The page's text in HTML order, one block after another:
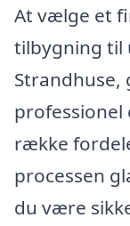
At vælge et
tilbygning til
Strandhuse,
professionel
række
processen
du være